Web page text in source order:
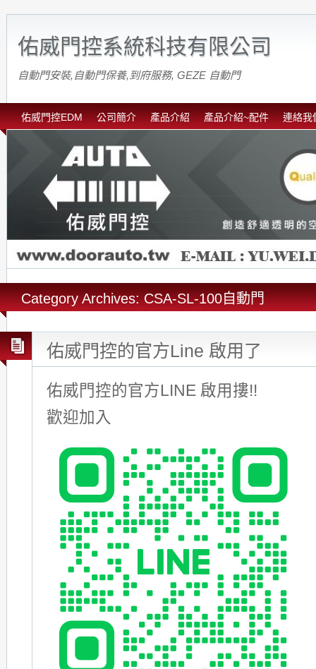
佑威門控系統科技有限公司
自動門安裝,自動門保養,到府服務, GEZE 自動門
佑威門控EDM 公司簡介 產品介紹 產品介紹~配件 連絡我
Category Archives: CSA-SL-100自動門
佑威門控的官方Line 啟用了
佑威門控的官方LINE 啟用摟!!
歡迎加入